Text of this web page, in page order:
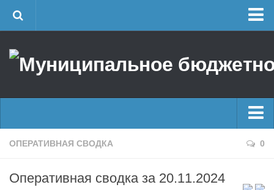
Об учреждении
Районные УГЗ
Поисково-спасательный отряд г. Уфы
Центр размещения пострадавших
Главные новости
Оперативная сводка
ОПЕРАТИВНАЯ СВОДКА 0
Оперативная сводка за 20.11.2024